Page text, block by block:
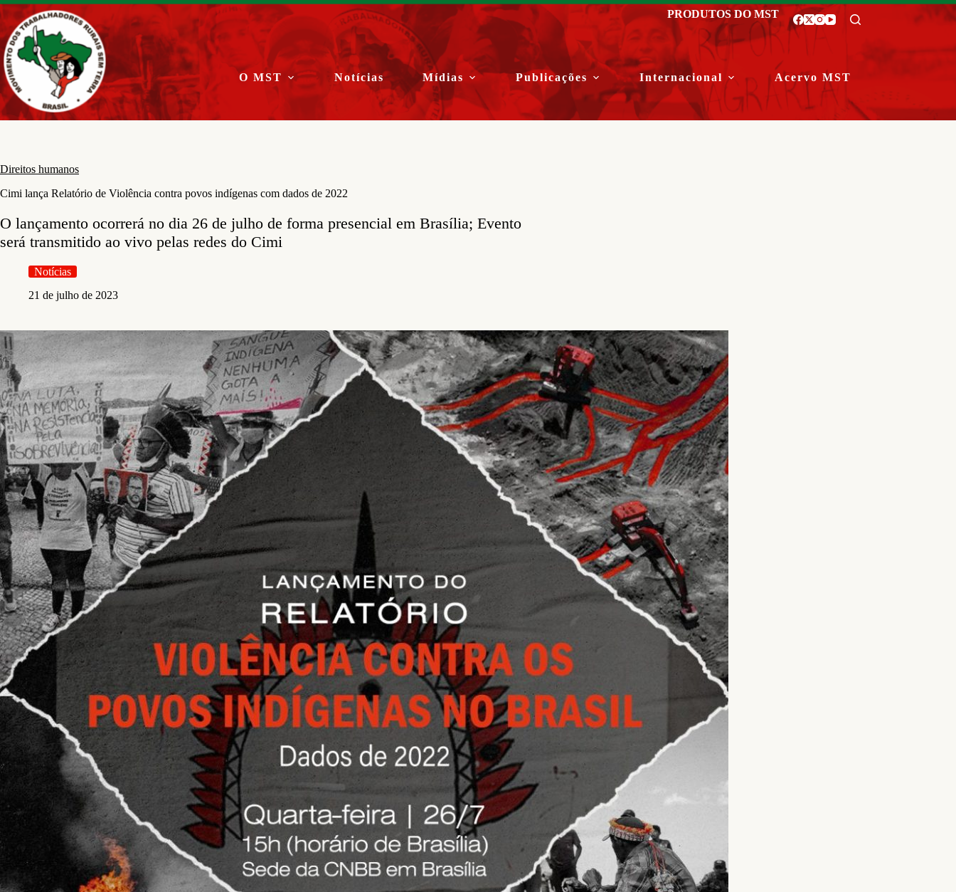
Pular
para
o
conteúdo
PRODUTOS DO MST
O MST Notícias Mídias Publicações Internacional Acervo MST
Direitos humanos
Cimi lança Relatório de Violência contra povos indígenas com dados de 2022
O lançamento ocorrerá no dia 26 de julho de forma presencial em Brasília; Evento
será transmitido ao vivo pelas redes do Cimi
Notícias
21 de julho de 2023